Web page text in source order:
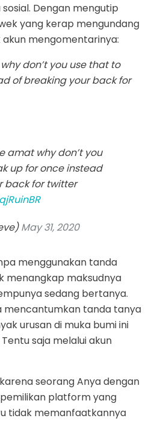
Dengan mengutip
yang kerap mengundang
mengomentarinya:
don’t you use that to
of breaking your back for
amat why don’t you
up for once instead
back for twitter
May 31, 2020
menggunakan tanda
menangkap maksudnya
sedang bertanya.
mencantumkan tanda tanya
urusan di muka bumi ini
saja melalui akun
seorang Anya dengan
platform yang
tidak memanfaatkannya